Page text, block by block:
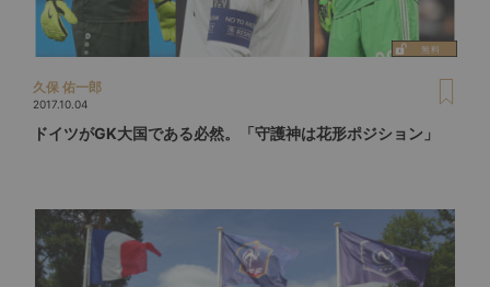
久保 佑一郎
2017.10.04
ドイツがGK大国である必然。「守護神は花形ポジション」